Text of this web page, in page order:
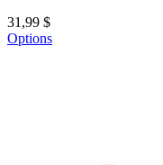
31,99 $
Options